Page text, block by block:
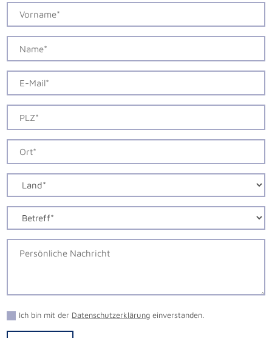
Ich bin mit der Datenschutzerklärung einverstanden.